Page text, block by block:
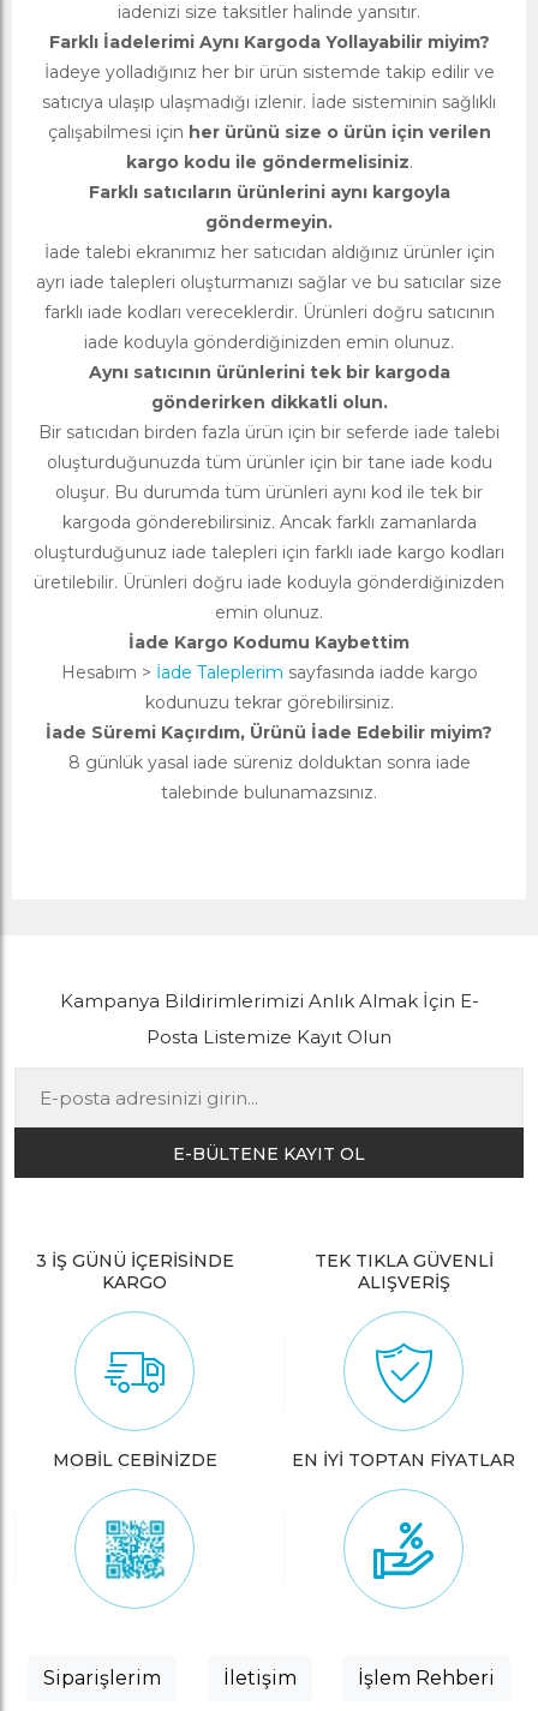
iadenizi size taksitler halinde yansıtır.
Farklı İadelerimi Aynı Kargoda Yollayabilir miyim?
İadeye yolladığınız her bir ürün sistemde takip edilir ve
satıcıya ulaşıp ulaşmadığı izlenir. İade sisteminin sağlıklı
çalışabilmesi için her ürünü size o ürün için verilen
kargo kodu ile göndermelisiniz.
Farklı satıcıların ürünlerini aynı kargoyla
göndermeyin.
İade talebi ekranımız her satıcıdan aldığınız ürünler için
ayrı iade talepleri oluşturmanızı sağlar ve bu satıcılar size
farklı iade kodları vereceklerdir. Ürünleri doğru satıcının
iade koduyla gönderdiğinizden emin olunuz.
Aynı satıcının ürünlerini tek bir kargoda
gönderirken dikkatli olun.
Bir satıcıdan birden fazla ürün için bir seferde iade talebi
oluşturduğunuzda tüm ürünler için bir tane iade kodu
oluşur. Bu durumda tüm ürünleri aynı kod ile tek bir
kargoda gönderebilirsiniz. Ancak farklı zamanlarda
oluşturduğunuz iade talepleri için farklı iade kargo kodları
üretilebilir. Ürünleri doğru iade koduyla gönderdiğinizden
emin olunuz.
İade Kargo Kodumu Kaybettim
Hesabım > İade Taleplerim sayfasında iadde kargo
kodunuzu tekrar görebilirsiniz.
İade Süremi Kaçırdım, Ürünü İade Edebilir miyim?
8 günlük yasal iade süreniz dolduktan sonra iade
talebinde bulunamazsınız.
Kampanya Bildirimlerimizi Anlık Almak İçin E-
Posta Listemize Kayıt Olun
E-BÜLTENE KAYIT OL
3 İŞ GÜNÜ İÇERİSİNDE
KARGO
TEK TIKLA GÜVENLİ
ALIŞVERİŞ
MOBİL CEBİNİZDE EN İYİ TOPTAN FİYATLAR
Siparişlerim İletişim İşlem Rehberi